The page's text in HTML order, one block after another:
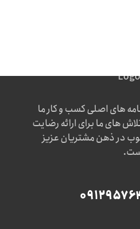
های اصلی کسب و کار ما
های ما برای ارائه رضایت
در ذهن مشتریان عزیز